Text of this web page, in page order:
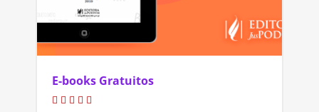
E-books Gratuitos